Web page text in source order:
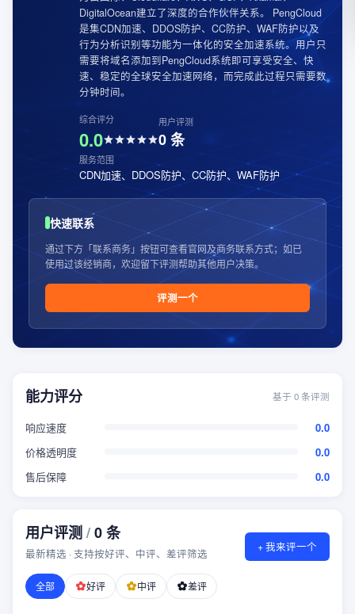
DigitalOcean建立了深度的合作伙伴关系。 PengCloud
是集CDN加速、DDOS防护、CC防护、WAF防护以及
行为分析识别等功能为一体化的安全加速系统。用户只
需要将域名添加到PengCloud系统即可享受安全、快
速、稳定的全球安全加速网络，而完成此过程只需要数
分钟时间。
综合评分
0.0
用户评测
0条
服务范围
CDN加速、DDOS防护、CC防护、WAF防护
快速联系
通过下方「联系商务」按钮可查看官网及商务联系方式；如已
使用过该经销商，欢迎留下评测帮助其他用户决策。
评测一个
能力评分 基于 0条评测
响应速度
0.0
价格透明度
0.0
售后保障
0.0
用户评测/0条
最新精选 · 支持按好评、中评、差评筛选 + 我来评一个
全部 好评 中评 差评